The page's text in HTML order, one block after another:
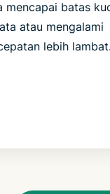
mencapai batas
atau mengalami
lebih lambat.